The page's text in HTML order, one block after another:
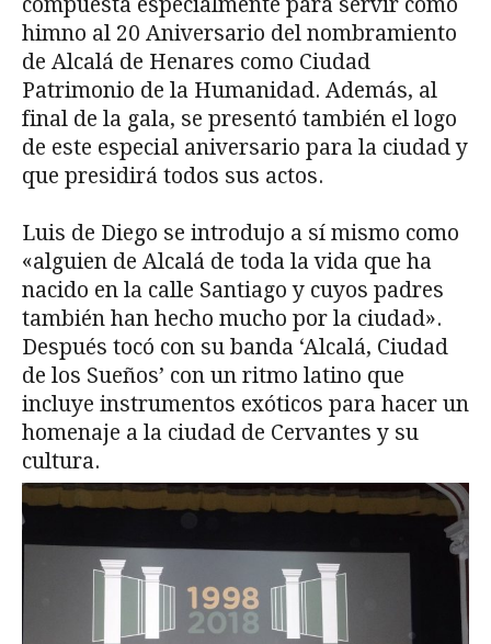
himno al 20 Aniversario del nombramiento
de Alcalá de Henares como Ciudad
Patrimonio de la Humanidad. Además, al
final de la gala, se presentó también el logo
de este especial aniversario para la ciudad y
que presidirá todos sus actos.
Luis de Diego se introdujo a sí mismo como
«alguien de Alcalá de toda la vida que ha
nacido en la calle Santiago y cuyos padres
también han hecho mucho por la ciudad».
Después tocó con su banda ‘Alcalá, Ciudad
de los Sueños’ con un ritmo latino que
incluye instrumentos exóticos para hacer un
homenaje a la ciudad de Cervantes y su
cultura.